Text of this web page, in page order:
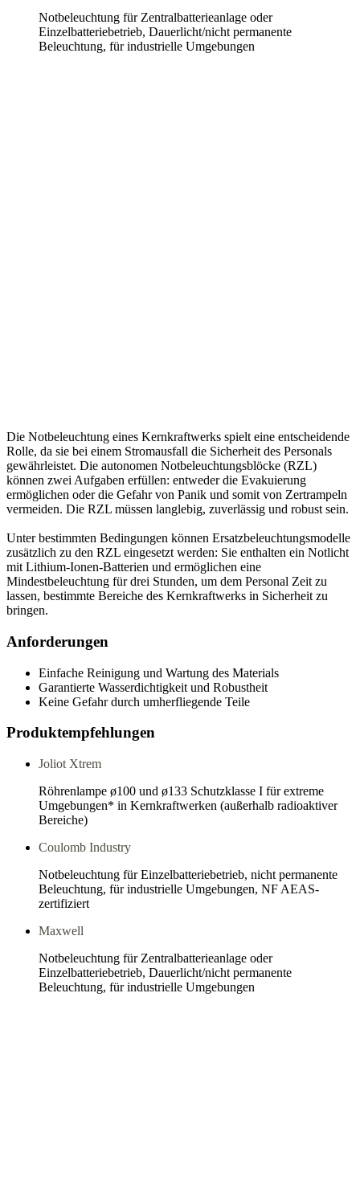
Notbeleuchtung für Zentralbatterieanlage oder
Einzelbatteriebetrieb, Dauerlicht/nicht permanente
Beleuchtung, für industrielle Umgebungen
Die Notbeleuchtung eines Kernkraftwerks spielt eine entscheidende
Rolle, da sie bei einem Stromausfall die Sicherheit des Personals
gewährleistet. Die autonomen Notbeleuchtungsblöcke (RZL)
können zwei Aufgaben erfüllen: entweder die Evakuierung
ermöglichen oder die Gefahr von Panik und somit von Zertrampeln
vermeiden. Die RZL müssen langlebig, zuverlässig und robust sein.
Unter bestimmten Bedingungen können Ersatzbeleuchtungsmodelle
zusätzlich zu den RZL eingesetzt werden: Sie enthalten ein Notlicht
mit Lithium-Ionen-Batterien und ermöglichen eine
Mindestbeleuchtung für drei Stunden, um dem Personal Zeit zu
lassen, bestimmte Bereiche des Kernkraftwerks in Sicherheit zu
bringen.
Anforderungen
Einfache Reinigung und Wartung des Materials
Garantierte Wasserdichtigkeit und Robustheit
Keine Gefahr durch umherfliegende Teile
Produktempfehlungen
Joliot Xtrem
Röhrenlampe ø100 und ø133 Schutzklasse I für extreme
Umgebungen* in Kernkraftwerken (außerhalb radioaktiver
Bereiche)
Coulomb Industry
Notbeleuchtung für Einzelbatteriebetrieb, nicht permanente
Beleuchtung, für industrielle Umgebungen, NF AEAS-
zertifiziert
Maxwell
Notbeleuchtung für Zentralbatterieanlage oder
Einzelbatteriebetrieb, Dauerlicht/nicht permanente
Beleuchtung, für industrielle Umgebungen